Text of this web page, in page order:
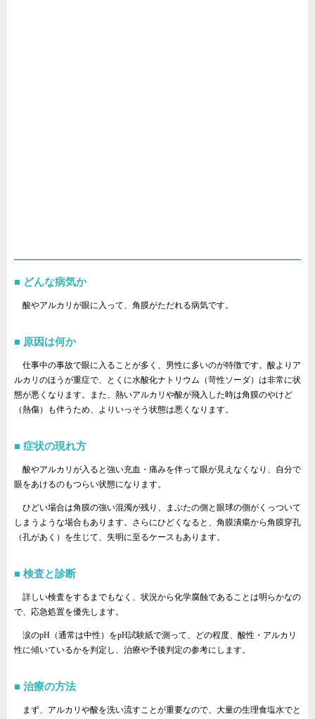
どんな病気か
酸やアルカリが眼に入って、角膜がただれる病気です。
原因は何か
仕事中の事故で眼に入ることが多く、男性に多いのが特徴です。酸よりア
ルカリのほうが重症で、とくに水酸化ナトリウム（苛性ソーダ）は非常に状
態が悪くなります。また、熱いアルカリや酸が飛入した時は角膜のやけど
（熱傷）も伴うため、よりいっそう状態は悪くなります。
症状の現れ方
酸やアルカリが入ると強い充血・痛みを伴って眼が見えなくなり、自分で
眼をあけるのもつらい状態になります。
ひどい場合は角膜の強い混濁が残り、まぶたの側と眼球の側がくっついて
しまうような場合もあります。さらにひどくなると、角膜潰瘍から角膜穿孔
（孔があく）を生じて、失明に至るケースもあります。
検査と診断
詳しい検査をするまでもなく、状況から化学腐蝕であることは明らかなの
で、応急処置を優先します。
涙のpH（通常は中性）をpH試験紙で測って、どの程度、酸性・アルカリ
性に傾いているかを判定し、治療や予後判定の参考にします。
治療の方法
まず、アルカリや酸を洗い流すことが重要なので、大量の生理食塩水でと